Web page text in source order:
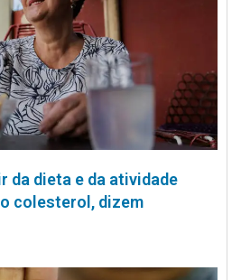
da dieta e da atividade
colesterol, dizem